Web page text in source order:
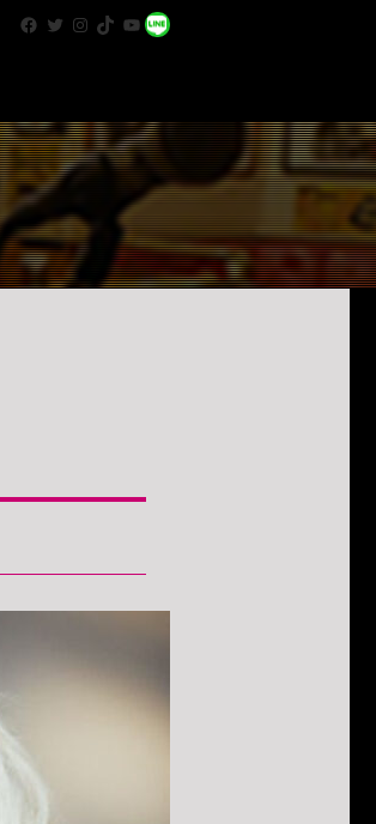
Facebook
Twitter
Instagram
TikTok
YouTube
WhatsApp